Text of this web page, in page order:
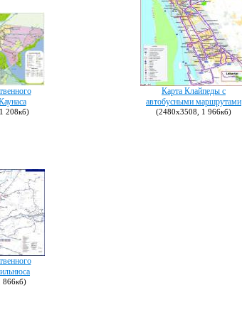
208кб)
Карта Клайпеды с
автобусными маршрутами
(2480х3508, 1 966кб)
866кб)